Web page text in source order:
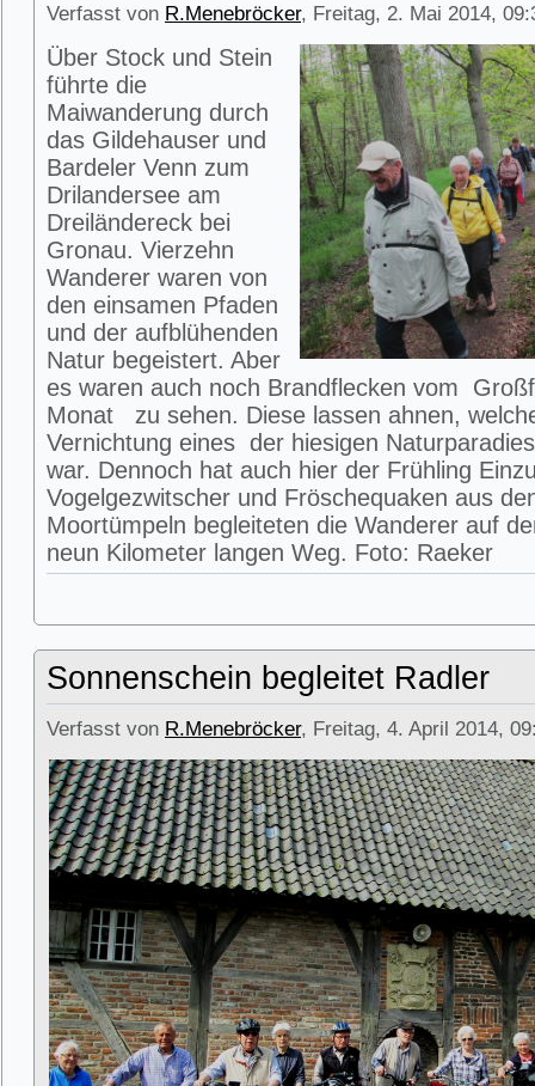
Verfasst von R.Menebröcker, Freitag, 2. Mai 2014,
Über Stock und Stein
führte die
Maiwanderung durch
das Gildehauser und
Bardeler Venn zum
Drilandersee am
Dreiländereck bei
Gronau. Vierzehn
Wanderer waren von
den einsamen Pfaden
und der aufblühenden
Natur begeistert. Aber
es waren auch noch Brandflecken vom
Monat zu sehen. Diese lassen ahnen,
Vernichtung eines der hiesigen
war. Dennoch hat auch hier der Frühling
Vogelgezwitscher und Fröschequaken aus
Moortümpeln begleiteten die Wanderer auf
neun Kilometer langen Weg. Foto: Raeker
Sonnenschein begleitet Radler
Verfasst von R.Menebröcker, Freitag, 4. April 2014,